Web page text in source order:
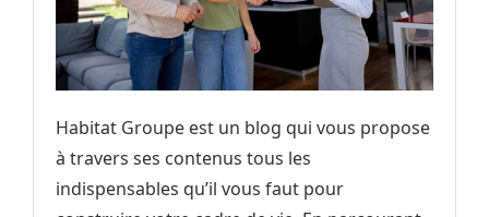
Habitat Groupe est un blog qui vous propose
à travers ses contenus tous les
indispensables qu’il vous faut pour